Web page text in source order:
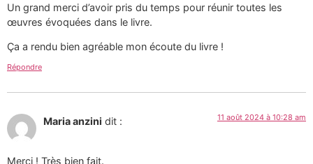
Un grand merci d’avoir pris du temps pour réunir toutes les
œuvres évoquées dans le livre.
Ça a rendu bien agréable mon écoute du livre !
Répondre
Maria anzini dit : 11 août 2024 à 10:28 am
Merci ! Très bien fait.